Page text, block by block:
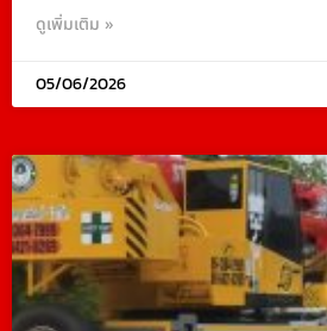
ดูเพิ่มเติม »
05/06/2026